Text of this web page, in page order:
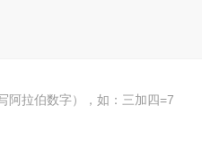
阿拉伯数字），如：三加四=7